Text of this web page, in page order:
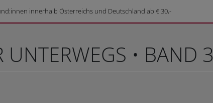
innerhalb Österreichs und Deutschland ab € 30,-
• BAND 3